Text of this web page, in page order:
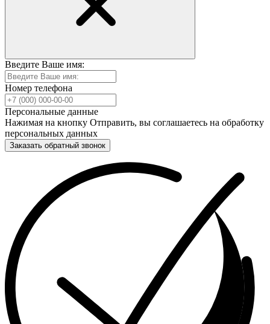
Введите Ваше имя:
Номер телефона
Персональные данные
Нажимая на кнопку Отправить, вы соглашаетесь на обработку
персональных данных
Заказать обратный звонок